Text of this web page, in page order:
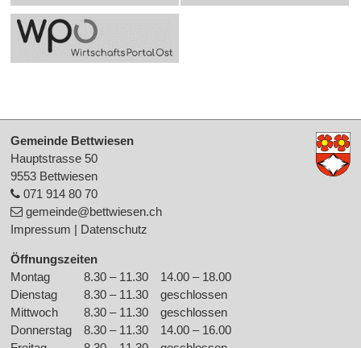
Footer
Gemeinde Bettwiesen
Hauptstrasse 50
9553 Bettwiesen
071 914 80 70
gemeinde@bettwiesen.ch
Impressum | Datenschutz
Öffnungszeiten
Wochentag
Morgen Nachmittag
Montag 8.30 – 11.30
14.00 – 18.00
Dienstag
8.30 – 11.30
geschlossen
Mittwoch
8.30 – 11.30
geschlossen
Donnerstag
8.30 – 11.30
14.00 – 16.00